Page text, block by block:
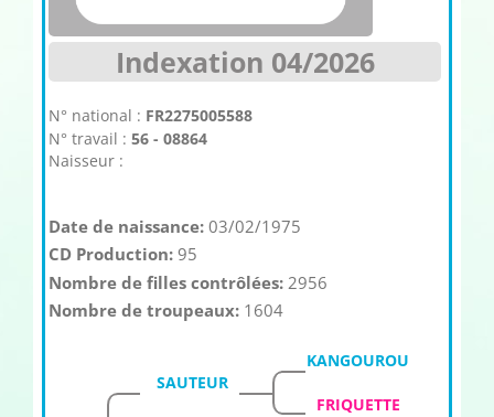
Indexation 04/2026
N° national : FR2275005588
N° travail : 56 - 08864
Naisseur :
Date de naissance:03/02/1975
CD Production:95
Nombre de filles contrôlées:2956
Nombre de troupeaux: 1604
SAUTEUR
KANGOUROU
FRIQUETTE